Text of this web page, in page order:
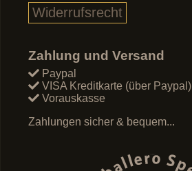
Widerrufsrecht
Zahlung und Versand
Paypal
VISA Kreditkarte (über Paypal)
Vorauskasse
Zahlungen sicher & bequem...